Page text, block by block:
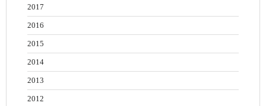
2017
2016
2015
2014
2013
2012